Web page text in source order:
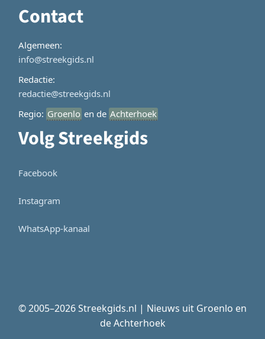
Contact
Algemeen:
info@streekgids.nl
Redactie:
redactie@streekgids.nl
Regio: Groenlo en de Achterhoek
Volg Streekgids
Facebook
Instagram
WhatsApp-kanaal
© 2005–2026 Streekgids.nl | Nieuws uit Groenlo en
de Achterhoek